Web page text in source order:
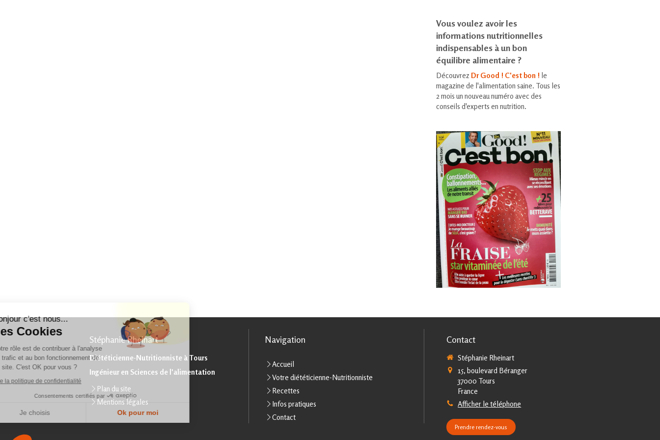
Vous voulez avoir les
informations nutritionnelles
indispensables à un bon
équilibre alimentaire ?
Découvrez Dr Good ! C'est bon ! le
magazine de l'alimentation saine. Tous les
2 mois un nouveau numéro avec des
conseils d'experts en nutrition.
Stéphanie Rheinart
Diététicienne-Nutritionniste à Tours
Ingénieur en Sciences de l'alimentation
Plan du site
Mentions légales
Navigation
Accueil
Votre diététicienne-Nutritionniste
Recettes
Infos pratiques
Contact
Contact
Stéphanie Rheinart
15, boulevard Béranger
37000 Tours
France
Afficher le téléphone
Prendre rendez-vous
Bonjour c'est nous...
Les Cookies
Notre rôle est de contribuer à l'analyse
du trafic et au bon fonctionnement de
ce site. C'est OK pour vous ?
Lire la politique de confidentialité
Consentements certifiés par
Je choisis Ok pour moi
Notre plateforme vous permet d'adapter et de gérer vos paramètres de confidentialité, en garantissant la conformité avec les réglementations. Personnalisez vos préférences pour contrôler la manière dont vos informations sont manipulées.